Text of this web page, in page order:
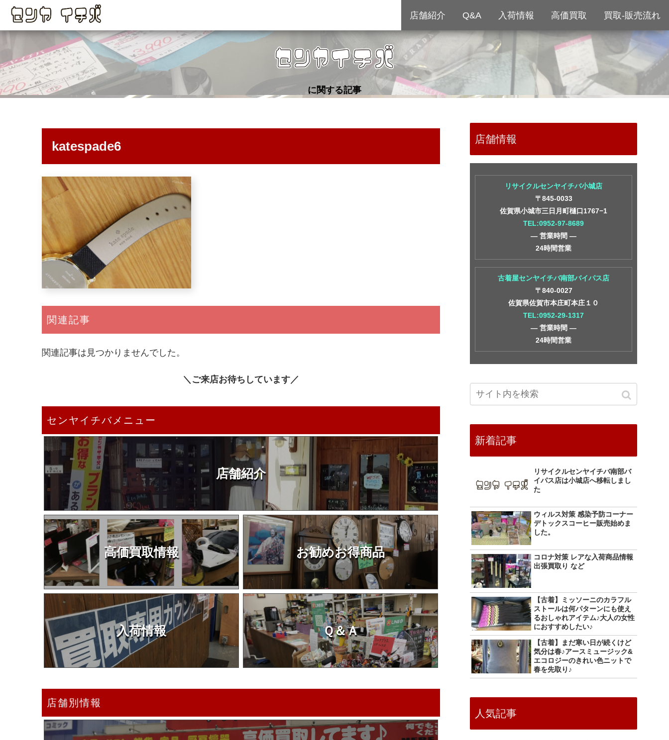
に関する記事
katespade6
関連記事
関連記事は見つかりませんでした。
＼ご来店お待ちしています／
センヤイチバメニュー
店舗紹介
高価買取情報 お勧めお得商品
入荷情報 Ｑ＆Ａ
店舗別情報
店舗情報
リサイクルセンヤイチバ小城店
〒845-0033
佐賀県小城市三日月町樋口1767−1
TEL:0952-97-8689
― 営業時間 ―
24時間営業
古着屋センヤイチバ南部バイパス店
〒840-0027
佐賀県佐賀市本庄町本庄１０
TEL:0952-29-1317
― 営業時間 ―
24時間営業
新着記事
リサイクルセンヤイチバ南部バ
イパス店は小城店へ移転しまし
た
ウィルス対策 感染予防コーナー
デトックスコーヒー販売始めま
した。
コロナ対策 レアな入荷商品情報
出張買取り など
【古着】ミッソーニのカラフル
ストールは何パターンにも使え
るおしゃれアイテム♪大人の女性
におすすめしたい♪
【古着】まだ寒い日が続くけど
気分は春♪アースミュージック&
エコロジーのきれい色ニットで
春を先取り♪
人気記事
店舗紹介 Q&A 入荷情報 高価買取 買取-販売流れ